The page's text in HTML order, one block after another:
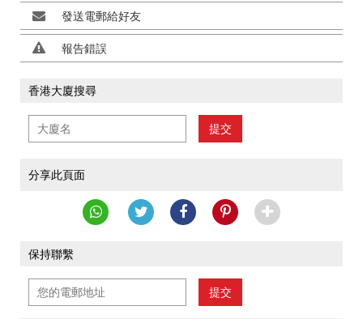
發送電郵給好友
報告錯誤
香港大廈搜尋
提交
分享此頁面
保持聯繫
提交